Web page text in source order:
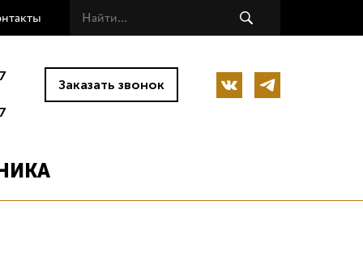
Заказать звонок